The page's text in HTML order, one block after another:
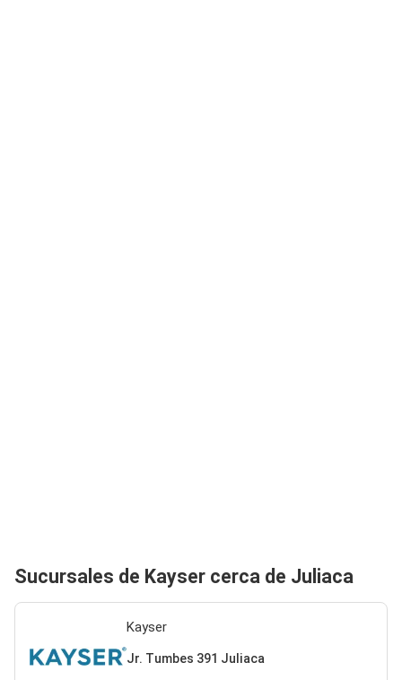
Sucursales de Kayser cerca de Juliaca
Kayser
Jr. Tumbes 391 Juliaca